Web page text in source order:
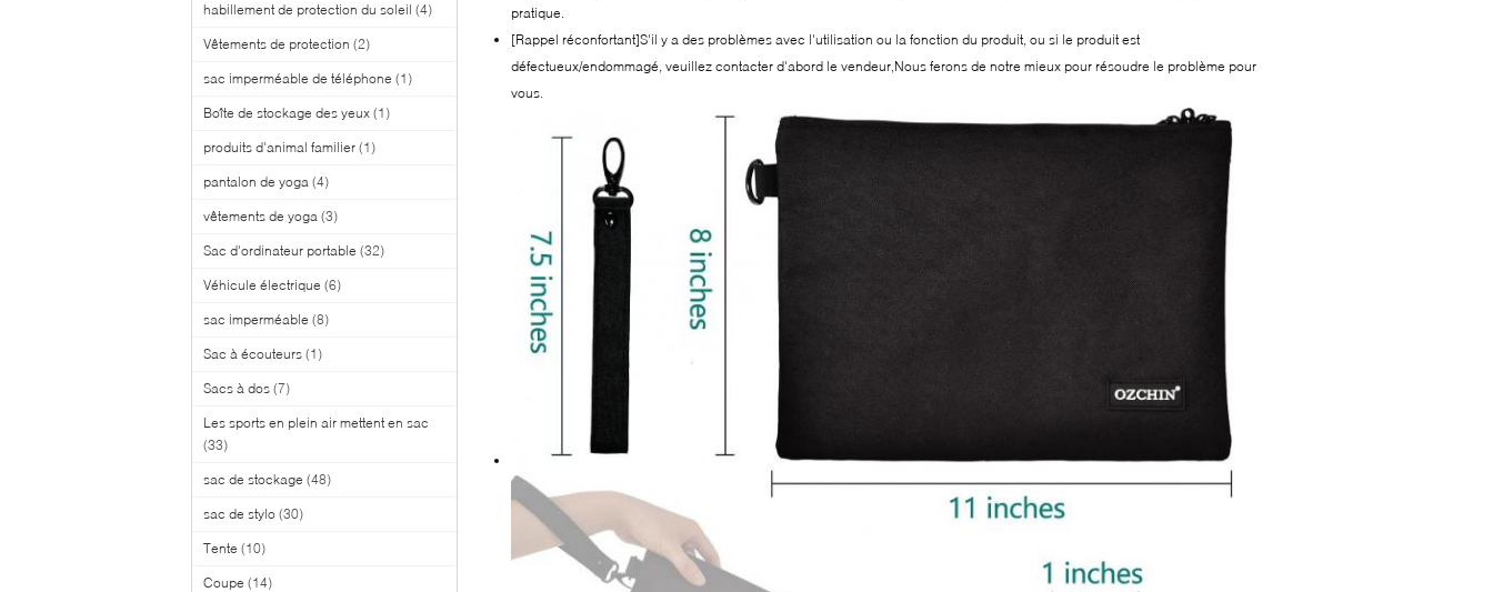
habillement de protection du soleil (4)
Vêtements de protection (2)
sac imperméable de téléphone (1)
Boîte de stockage des yeux (1)
produits d'animal familier (1)
pantalon de yoga (4)
vêtements de yoga (3)
Sac d'ordinateur portable (32)
Véhicule électrique (6)
sac imperméable (8)
Sac à écouteurs (1)
Sacs à dos (7)
Les sports en plein air mettent en sac
(33)
sac de stockage (48)
sac de stylo (30)
Tente (10)
Coupe (14)
pratique.
[Rappel réconfortant]S'il y a des problèmes avec l'utilisation ou la fonction du produit, ou si le produit est
défectueux/endommagé, veuillez contacter d'abord le vendeur,Nous ferons de notre mieux pour résoudre le problème pour
vous.